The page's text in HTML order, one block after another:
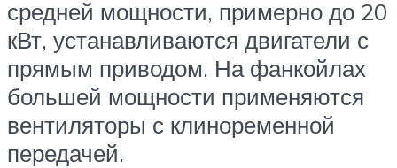
средней мощности, примерно до 20
кВт, устанавливаются двигатели с
прямым приводом. На фанкойлах
большей мощности применяются
вентиляторы с клиноременной
передачей.